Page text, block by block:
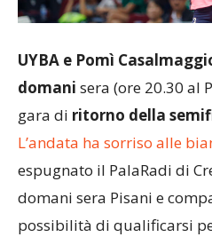
UYBA e Pomì
domani sera (ore 20.30 al
gara di ritorno della
L’andata ha sorriso alle
espugnato il PalaRadi di
domani sera Pisani e
possibilità di qualificarsi